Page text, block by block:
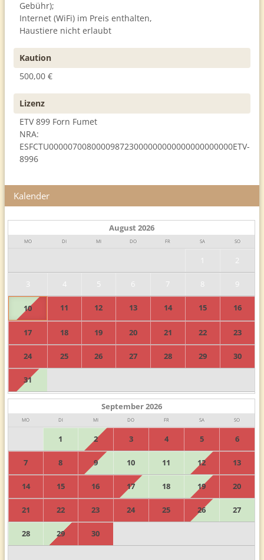
Gebühr);
Internet (WiFi) im Preis enthalten,
Haustiere nicht erlaubt
Kaution
500,00 €
Lizenz
ETV 899 Forn Fumet
NRA:
ESFCTU000007008000098723000000000000000000000ETV-
8996
Kalender
August 2026
MO DI MI DO FR SA SO
2
3 4 5 6 7 8 9
10 11 12 13 14 15 16
17 18 19 20 21 22 23
24 25 26 27 28 29 30
31
September2026
MO DI MI DO FR SA SO
1 2 3 4 5 6
7 8 9 10 11 12 13
14 15 16 17 18 19 20
21 22 23 24 25 26 27
28 29 30